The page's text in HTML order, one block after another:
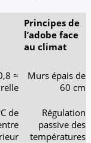
Coefficient
thermique
naturel
≈ 0,8 (isolation
thermique
Jusqu’à 15°C
différence
intérieur et